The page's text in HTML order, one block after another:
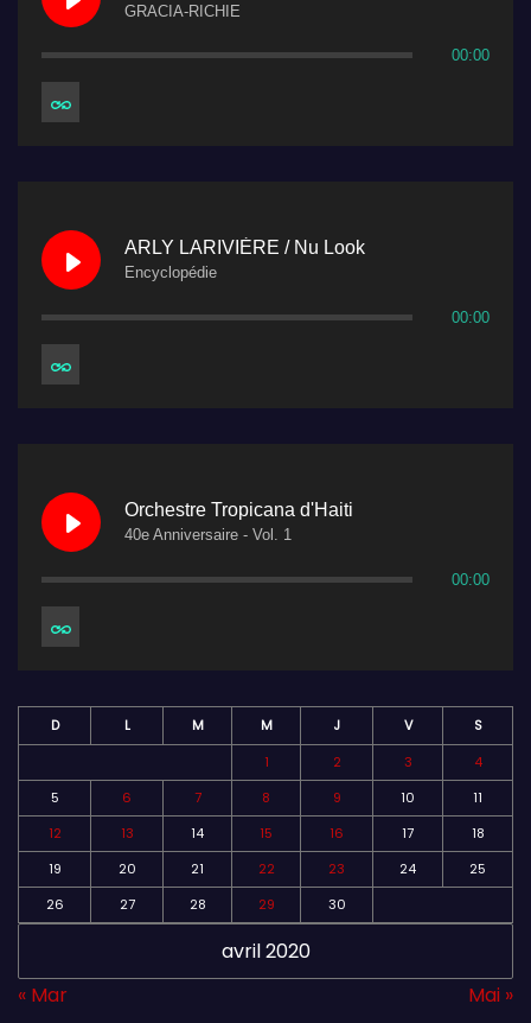
GRACIA-RICHIE
00:00
ARLY LARIVIÈRE / Nu Look
Encyclopédie
00:00
Orchestre Tropicana d'Haiti
40e Anniversaire - Vol. 1
00:00
avril 2020
D L M M J V
S
1
2 3
4
5
6 7 8 9 10
11
12
13 14 15 16 17
18
19
20 21 22 23 24
25
26
27 28 29 30
« Mar Mai »